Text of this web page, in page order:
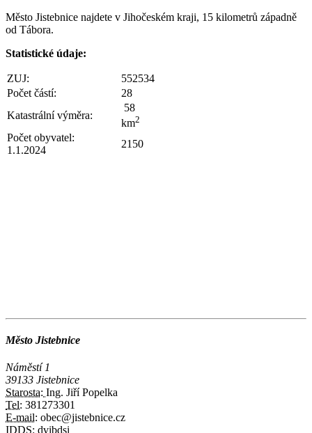
Město Jistebnice najdete v Jihočeském kraji, 15 kilometrů západně
od Tábora.
Statistické údaje:
ZUJ:
552534
Počet částí:
28
Katastrální výměra:
58
km2
Počet obyvatel:
1.1.2024
2150
Město Jistebnice
Náměstí 1
39133 Jistebnice
Starosta: Ing. Jiří Popelka
Tel: 381273301
E-mail: obec@jistebnice.cz
IDDS: dvibdsi